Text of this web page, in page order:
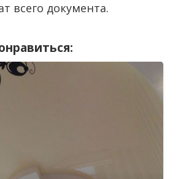
всего документа.